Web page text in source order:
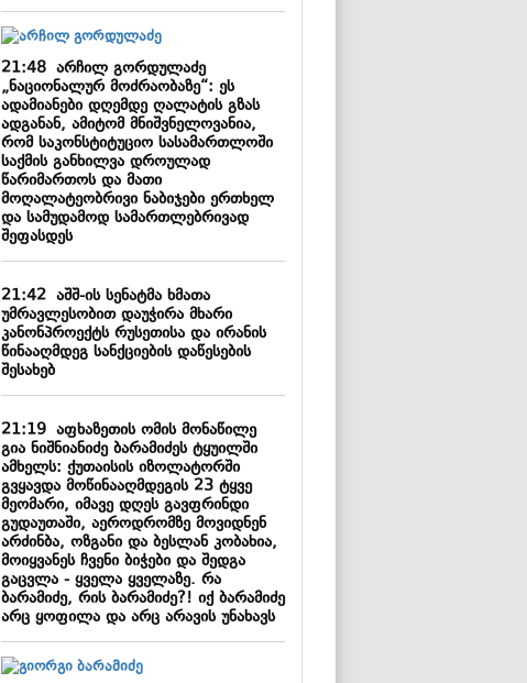
21:48არჩილ გორდულაძე
„ნაციონალურ მოძრაობაზე“: ეს
ადამიანები დღემდე ღალატის გზას
ადგანან, ამიტომ მნიშვნელოვანია,
რომ საკონსტიტუციო სასამართლოში
საქმის განხილვა დროულად
წარიმართოს და მათი
მოღალატეობრივი ნაბიჯები ერთხელ
და სამუდამოდ სამართლებრივად
შეფასდეს
21:42აშშ-ის სენატმა ხმათა
უმრავლესობით დაუჭირა მხარი
კანონპროექტს რუსეთისა და ირანის
წინააღმდეგ სანქციების დაწესების
შესახებ
21:19აფხაზეთის ომის მონაწილე
გია ნიშნიანიძე ბარამიძეს ტყუილში
ამხელს: ქუთაისის იზოლატორში
გვყავდა მოწინააღმდეგის 23 ტყვე
მეომარი, იმავე დღეს გავფრინდი
გუდაუთაში, აეროდრომზე მოვიდნენ
არძინბა, ოზგანი და ბესლან კობახია,
მოიყვანეს ჩვენი ბიჭები და შედგა
გაცვლა - ყველა ყველაზე. რა
ბარამიძე, რის ბარამიძე?! იქ ბარამიძე
არც ყოფილა და არც არავის უნახავს